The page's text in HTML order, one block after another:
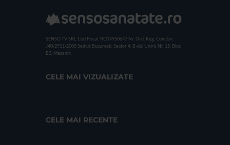
SENSO TV SRL Cod Fiscal: RO14950647 Nr. Ord. Reg. Com./an:
J40/2911/2005 Sediul: Bucuresti, Sector 4, B-dul Unirii, Nr. 15, Bloc
B3, Mezanin
CELE MAI VIZUALIZATE
CELE MAI RECENTE